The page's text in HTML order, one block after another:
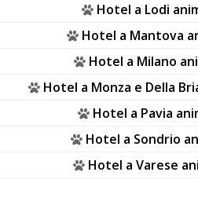
Hotel a Lodi
Hotel a Mantova
Hotel a Milano
Hotel a Monza e Della
Hotel a Pavia
Hotel a Sondrio
Hotel a Varese